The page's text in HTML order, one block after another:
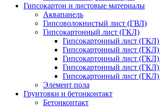
Гипсокартон и листовые материалы
Аквапанель
Гипсоволокнистый лист (ГВЛ)
Гипсокартонный лист (ГКЛ)
Гипсокартонный лист
Гипсокартонный лист
Гипсокартонный лист
Гипсокартонный лист (ГКЛ)
Гипсокартонный лист
Элемент пола
Грунтовки и бетонконтакт
Бетонконтакт